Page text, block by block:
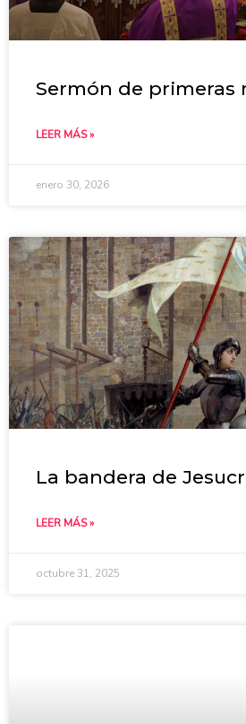
Sermón de primeras
LEER MÁS »
enero 30, 2026
La bandera de
LEER MÁS »
octubre 31, 2025